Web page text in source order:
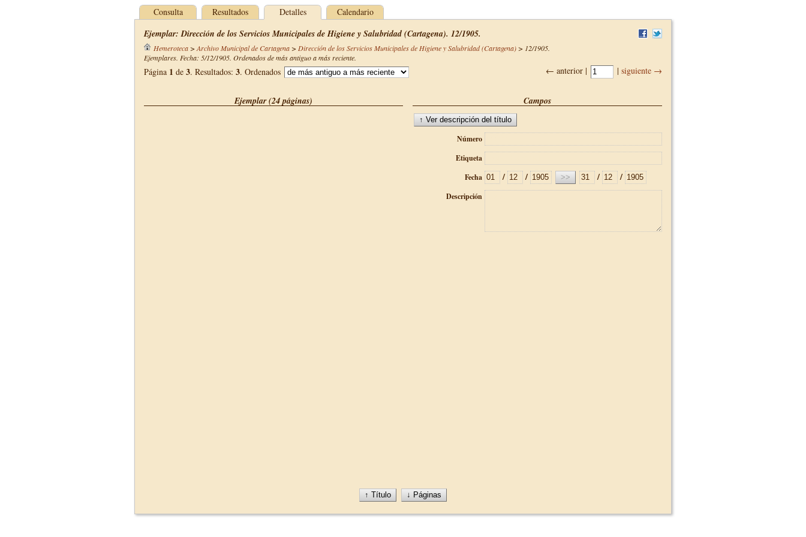
Consulta Resultados Detalles Calendario
Ejemplar: Dirección de los Servicios Municipales de Higiene y Salubridad (Cartagena). 12/1905.
Hemeroteca> Archivo Municipal de Cartagena> Dirección de los Servicios Municipales de Higiene y Salubridad (Cartagena)> 12/1905.
Ejemplares. Fecha: 5/12/1905. Ordenados de más antiguo a más reciente.
← anterior | | siguiente →
Página 1 de 3. Resultados: 3. Ordenados
Ejemplar (24 páginas) Campos
Número
Etiqueta
Fecha
/ / / /
Descripción